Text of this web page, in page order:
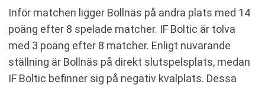
Inför matchen ligger Bollnäs på andra plats med 14
poäng efter 8 spelade matcher. IF Boltic är tolva
med 3 poäng efter 8 matcher. Enligt nuvarande
ställning är Bollnäs på direkt slutspelsplats, medan
IF Boltic befinner sig på negativ kvalplats. Dessa